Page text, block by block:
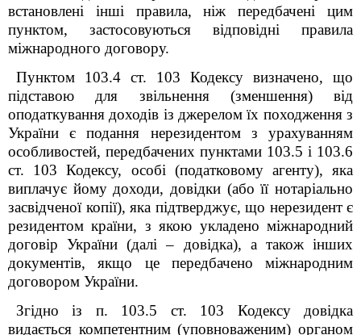
встановлені інші правила, ніж передбачені цим
пунктом, застосовуються відповідні правила
міжнародного договору.
Пунктом 103.4 ст. 103 Кодексу визначено, що
підставою для звільнення (зменшення) від
оподаткування доходів із джерелом їх походження з
України є подання нерезидентом з урахуванням
особливостей, передбачених пунктами 103.5 і 103.6
ст. 103 Кодексу, особі (податковому агенту), яка
виплачує йому доходи, довідки (або її нотаріально
засвідченої копії), яка підтверджує, що нерезидент є
резидентом країни, з якою укладено міжнародний
договір України (далі – довідка), а також інших
документів, якщо це передбачено міжнародним
договором України.
Згідно із п. 103.5 ст. 103 Кодексу довідка
видається компетентним (уповноваженим) органом